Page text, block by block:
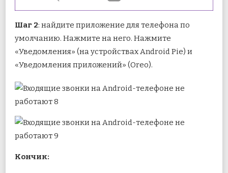
Шаг 2: найдите приложение для телефона по
умолчанию. Нажмите на него. Нажмите
«Уведомления» (на устройствах Android Pie) и
«Уведомления приложений» (Oreo).
Кончик: